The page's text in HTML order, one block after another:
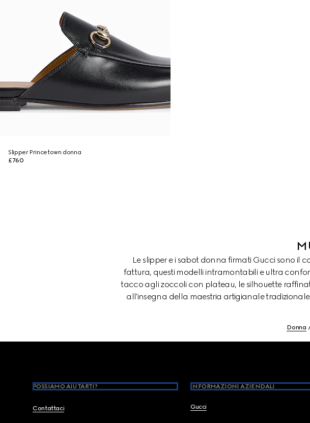
Slipper Princetown donna
£760
Le slipper e i sabot donna firmati Gucci sono il
fattura, questi modelli intramontabili e ultra
tacco agli zoccoli con plateau, le silhouette
all'insegna della maestria artigianale
Donna
POSSIAMO AIUTARTI?
Contattaci
INFORMAZIONI AZIENDALI
Gucci